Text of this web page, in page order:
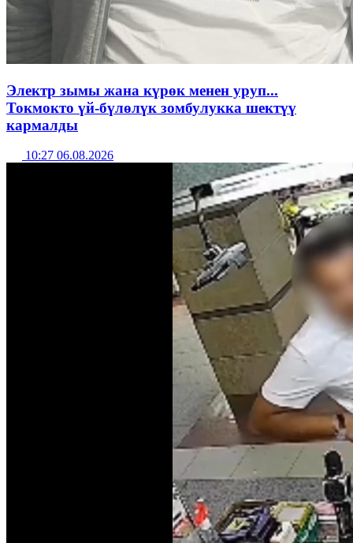
Электр зымы жана күрөк менен уруп...
Токмокто үй-бүлөлүк зомбулукка шектүү
кармалды
10:27 06.08.2026